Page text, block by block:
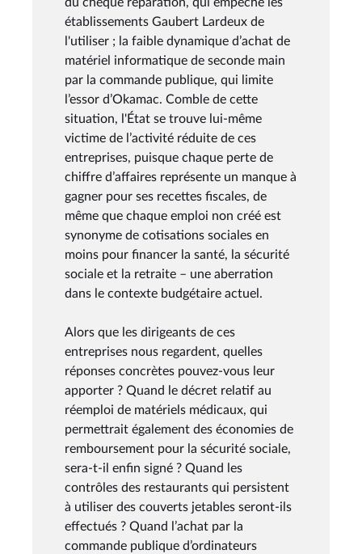
établissements Gaubert Lardeux de
l'utiliser ; la faible dynamique d’achat de
matériel informatique de seconde main
par la commande publique, qui limite
l’essor d’Okamac. Comble de cette
situation, l'État se trouve lui-même
victime de l’activité réduite de ces
entreprises, puisque chaque perte de
chiffre d’affaires représente un manque à
gagner pour ses recettes fiscales, de
même que chaque emploi non créé est
synonyme de cotisations sociales en
moins pour financer la santé, la sécurité
sociale et la retraite – une aberration
dans le contexte budgétaire actuel.
Alors que les dirigeants de ces
entreprises nous regardent, quelles
réponses concrètes pouvez-vous leur
apporter ? Quand le décret relatif au
réemploi de matériels médicaux, qui
permettrait également des économies de
remboursement pour la sécurité sociale,
sera-t-il enfin signé ? Quand les
contrôles des restaurants qui persistent
à utiliser des couverts jetables seront-ils
effectués ? Quand l’achat par la
commande publique d’ordinateurs